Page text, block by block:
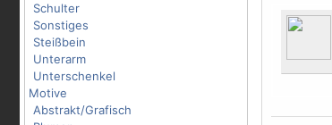
Schulter
Sonstiges
Steißbein
Unterarm
Unterschenkel
Motive
Abstrakt/Grafisch